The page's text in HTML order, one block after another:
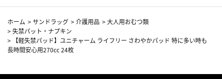
ホーム >サンドラッグ >介護用品 >大人用おむつ類
>失禁パット・ナプキン
>
【軽失禁パッド】ユニチャーム ライフリー さわやかパッド 特に多い時も
長時間安心用270cc 24枚